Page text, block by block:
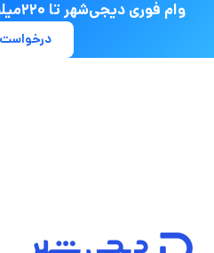
وام فوری دیجی‌شهر تا ۲۲۰میلیون با بازپرداخت ۶۰ماهه
درخواست